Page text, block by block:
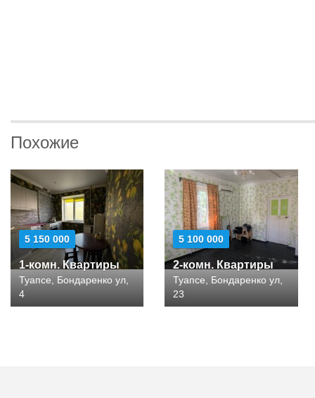
Похожие
5 150 000
1-комн. Квартиры
Туапсе, Бондаренко ул,
4
5 100 000
2-комн. Квартиры
Туапсе, Бондаренко ул,
23